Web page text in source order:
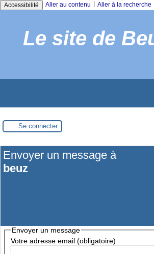
Accessibilité Aller au contenu Aller à la recherche
Le site de
Se connecter
Envoyer un message à
beuz
Envoyer un message
Votre adresse email (obligatoire)